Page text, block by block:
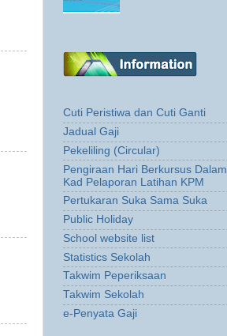
Cuti Peristiwa dan Cuti Ganti
Jadual Gaji
Pekeliling (Circular)
Pengiraan Hari Berkursus Dalam
Kad Pelaporan Latihan KPM
Pertukaran Suka Sama Suka
Public Holiday
School website list
Statistics Sekolah
Takwim Peperiksaan
Takwim Sekolah
e-Penyata Gaji